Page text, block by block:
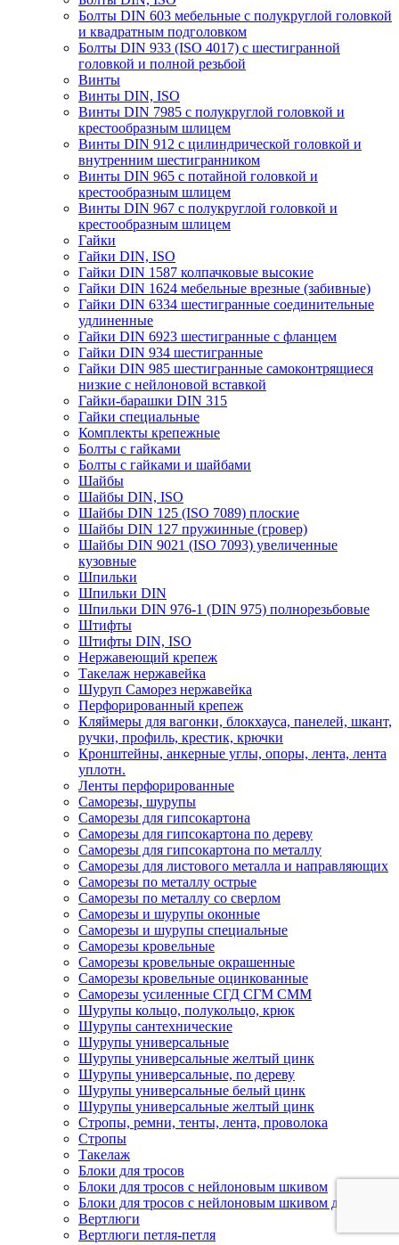
Болты DIN 603 мебельные с полукруглой головкой
и квадратным подголовком
Болты DIN 933 (ISO 4017) с шестигранной
головкой и полной резьбой
Винты
Винты DIN, ISO
Винты DIN 7985 с полукруглой головкой и
крестообразным шлицем
Винты DIN 912 с цилиндрической головкой и
внутренним шестигранником
Винты DIN 965 с потайной головкой и
крестообразным шлицем
Винты DIN 967 с полукруглой головкой и
крестообразным шлицем
Гайки
Гайки DIN, ISO
Гайки DIN 1587 колпачковые высокие
Гайки DIN 1624 мебельные врезные (забивные)
Гайки DIN 6334 шестигранные соединительные
удлиненные
Гайки DIN 6923 шестигранные с фланцем
Гайки DIN 934 шестигранные
Гайки DIN 985 шестигранные самоконтрящиеся
низкие с нейлоновой вставкой
Гайки-барашки DIN 315
Гайки специальные
Комплекты крепежные
Болты с гайками
Болты с гайками и шайбами
Шайбы
Шайбы DIN, ISO
Шайбы DIN 125 (ISO 7089) плоские
Шайбы DIN 127 пружинные (гровер)
Шайбы DIN 9021 (ISO 7093) увеличенные
кузовные
Шпильки
Шпильки DIN
Шпильки DIN 976-1 (DIN 975) полнорезьбовые
Штифты
Штифты DIN, ISO
Нержавеющий крепеж
Такелаж нержавейка
Шуруп Саморез нержавейка
Перфорированный крепеж
Кляймеры для вагонки, блокхауса, панелей, шкант,
ручки, профиль, крестик, крючки
Кронштейны, анкерные углы, опоры, лента, лента
уплотн.
Ленты перфорированные
Саморезы, шурупы
Саморезы для гипсокартона
Саморезы для гипсокартона по дереву
Саморезы для гипсокартона по металлу
Саморезы для листового металла и направляющих
Саморезы по металлу острые
Саморезы по металлу со сверлом
Саморезы и шурупы оконные
Саморезы и шурупы специальные
Саморезы кровельные
Саморезы кровельные окрашенные
Саморезы кровельные оцинкованные
Саморезы усиленные СГД СГМ СММ
Шурупы кольцо, полукольцо, крюк
Шурупы сантехнические
Шурупы универсальные
Шурупы универсальные желтый цинк
Шурупы универсальные, по дереву
Шурупы универсальные белый цинк
Шурупы универсальные желтый цинк
Стропы, ремни, тенты, лента, проволока
Стропы
Такелаж
Блоки для тросов
Блоки для тросов с нейлоновым шкивом
Блоки для тросов с нейлоновым шкивом двойные
Вертлюги
Вертлюги петля-петля